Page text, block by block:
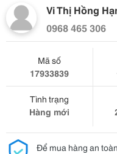
Vi Thị Hồng
0968 465 306
Mã số
17933839
Tình trạng
Hàng mới
Để mua hàng an